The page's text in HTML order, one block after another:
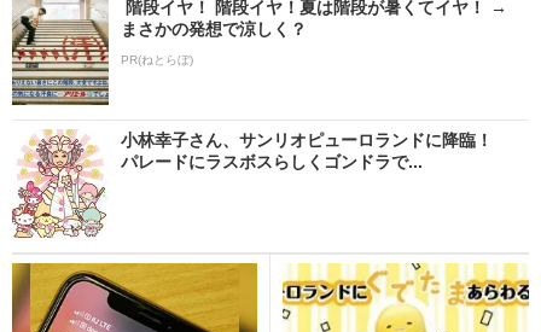
階段イヤ！ 階段イヤ！夏は階段が暑くてイヤ！ →
まさかの発想で涼しく？
PR(ねとらぼ)
小林幸子さん、サンリオピューロランドに降臨！
パレードにラスボスらしくゴンドラで...